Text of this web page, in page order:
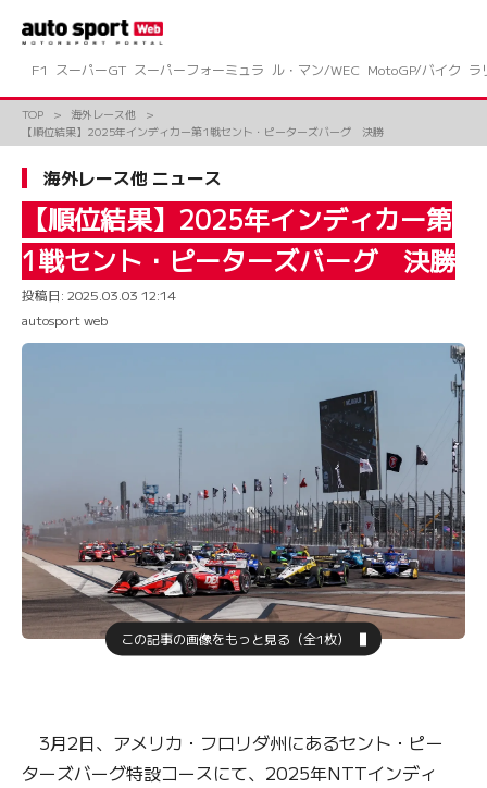
ツ
キ
F1 スーパーGT スーパーフォーミュラ ル・マン/WEC MotoGP/バイク ラ
TOP
海外レース他
【順位結果】2025年インディカー第1戦セント・ピーターズバーグ 決勝
海外レース他 ニュース
【順位結果】2025年インディカー第
1戦セント・ピーターズバーグ 決勝
投稿日: 2025.03.03 12:14
autosport web
この記事の画像をもっと見る（全1枚）
3月2日、アメリカ・フロリダ州にあるセント・ピー
ターズバーグ特設コースにて、2025年NTTインディ